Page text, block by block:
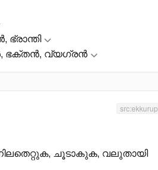
ഭക്തൻ, വ്യഗ്രൻ
src:ekkurup
ചൂടാകുക, വലുതായി